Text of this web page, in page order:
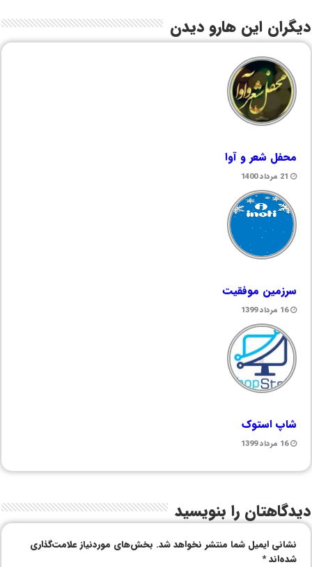
دیگران این هارو دیدن
محفل شعر و آوا
21 مرداد 1400
سرزمین موفقیت
16 مرداد 1399
شاپ استوک
16 مرداد 1399
دیدگاهتان را بنویسید
نشانی ایمیل شما منتشر نخواهد شد. بخش‌های موردنیاز علامت‌گذاری
شده‌اند*